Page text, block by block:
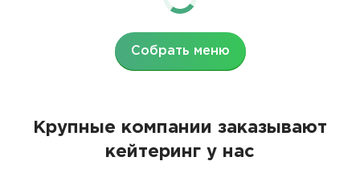
Собрать меню
Крупные компании заказывают
кейтеринг у нас